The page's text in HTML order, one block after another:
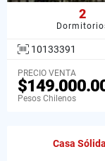
2
10133391
PRECIO VENTA
Pesos Chilenos
Casa